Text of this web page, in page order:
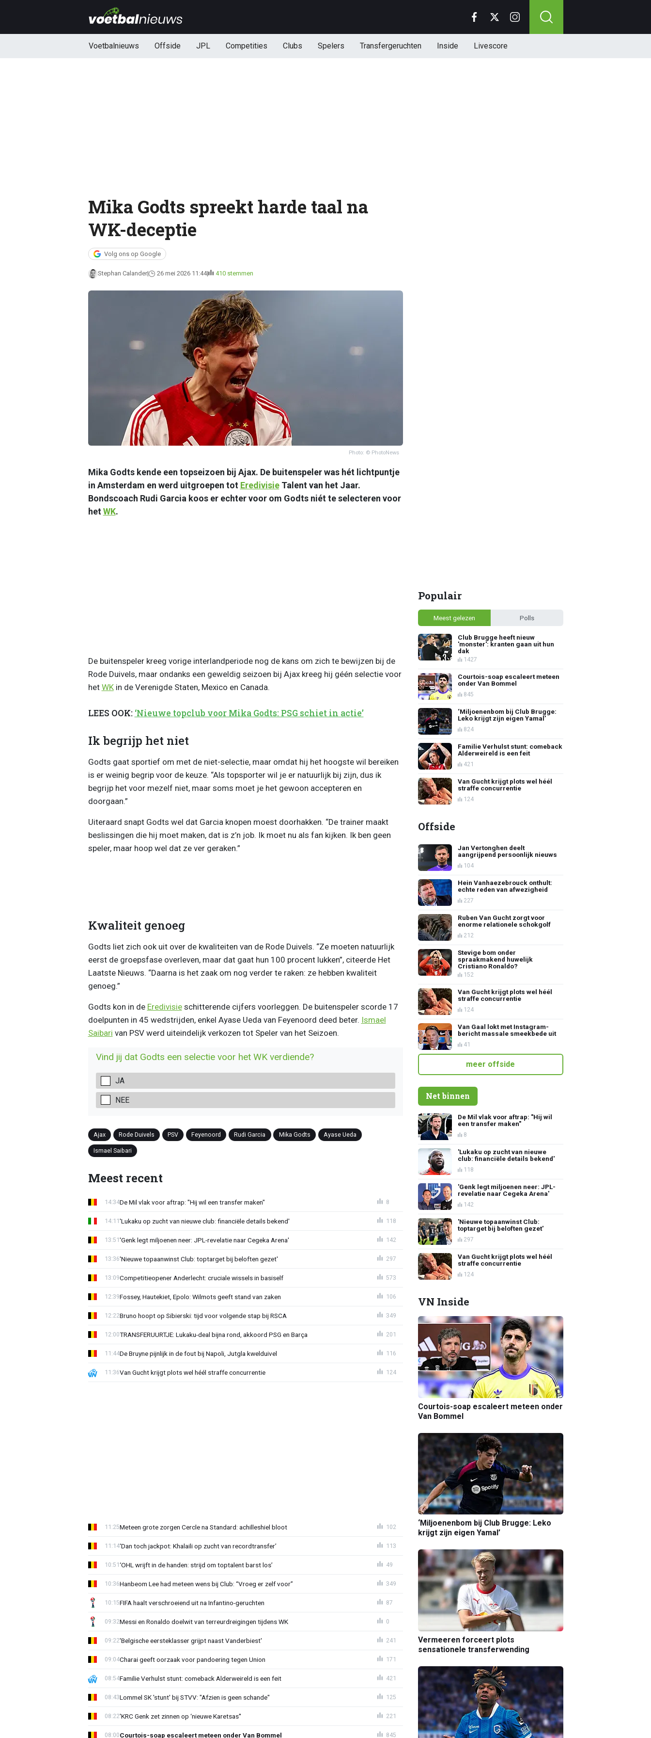
Voetbalnieuws Offside JPL Competities Clubs Spelers Transfergeruchten Inside Livescore
Mika Godts spreekt harde taal na
WK-deceptie
Volg ons op Google
Stephan Calander 26 mei 2026 11:44 410 stemmen
Photo: © PhotoNews
Mika Godts kende een topseizoen bij Ajax. De buitenspeler was hét lichtpuntje
in Amsterdam en werd uitgroepen tot EredivisieTalent van het Jaar.
Bondscoach Rudi Garcia koos er echter voor om Godts niét te selecteren voor
hetWK.
De buitenspeler kreeg vorige interlandperiode nog de kans om zich te bewijzen bij de
Rode Duivels, maar ondanks een geweldig seizoen bij Ajax kreeg hij géén selectie voor
het WKin de Verenigde Staten, Mexico en Canada.
LEES OOK: ‘Nieuwe topclub voor Mika Godts: PSG schiet in actie’
Ik begrijp het niet
Godts gaat sportief om met de niet-selectie, maar omdat hij het hoogste wil bereiken
is er weinig begrip voor de keuze. “Als topsporter wil je er natuurlijk bij zijn, dus ik
begrijp het voor mezelf niet, maar soms moet je het gewoon accepteren en
doorgaan.”
Uiteraard snapt Godts wel dat Garcia knopen moest doorhakken. “De trainer maakt
beslissingen die hij moet maken, dat is z’n job. Ik moet nu als fan kijken. Ik ben geen
speler, maar hoop wel dat ze ver geraken.”
Kwaliteit genoeg
Godts liet zich ook uit over de kwaliteiten van de Rode Duivels. “Ze moeten natuurlijk
eerst de groepsfase overleven, maar dat gaat hun 100 procent lukken”, citeerde Het
Laatste Nieuws. “Daarna is het zaak om nog verder te raken: ze hebben kwaliteit
genoeg.”
Godts kon in de Eredivisieschitterende cijfers voorleggen. De buitenspeler scorde 17
doelpunten in 45 wedstrijden, enkel Ayase Ueda van Feyenoord deed beter. Ismael
Saibari van PSV werd uiteindelijk verkozen tot Speler van het Seizoen.
Vind jij dat Godts een selectie voor het WK verdiende?
JA
NEE
Ajax Rode Duivels PSV Feyenoord Rudi Garcia Mika Godts Ayase Ueda
Ismael Saibari
Meest recent
De Mil vlak voor aftrap: "Hij wil een transfer maken"
14:34 8
'Lukaku op zucht van nieuwe club: financiële details bekend'
14:11 118
'Genk legt miljoenen neer: JPL-revelatie naar Cegeka Arena'
13:51 142
'Nieuwe topaanwinst Club: toptarget bij beloften gezet'
13:36 297
Competitieopener Anderlecht: cruciale wissels in basiself
13:09 573
Fossey, Hautekiet, Epolo: Wilmots geeft stand van zaken
12:39 106
Bruno hoopt op Sibierski: tijd voor volgende stap bij RSCA
12:22 349
TRANSFERUURTJE: Lukaku-deal bijna rond, akkoord PSG en Barça
12:00 201
De Bruyne pijnlijk in de fout bij Napoli, Jutgla kwelduivel
11:44 116
Van Gucht krijgt plots wel héél straffe concurrentie
11:36 124
Meteen grote zorgen Cercle na Standard: achilleshiel bloot
11:25 102
‘Dan toch jackpot: Khalaili op zucht van recordtransfer’
11:14 113
‘OHL wrijft in de handen: strijd om toptalent barst los’
10:51 49
Hanbeom Lee had meteen wens bij Club: “Vroeg er zelf voor”
10:36 349
FIFA haalt verschroeiend uit na Infantino-geruchten
10:15 87
Messi en Ronaldo doelwit van terreurdreigingen tijdens WK
09:32 0
'Belgische eersteklasser grijpt naast Vanderbiest'
09:22 241
Charai geeft oorzaak voor pandoering tegen Union
09:04 171
Familie Verhulst stunt: comeback Alderweireld is een feit
08:54 421
Lommel SK 'stunt' bij STVV: "Afzien is geen schande"
08:43 125
'KRC Genk zet zinnen op ‘nieuwe Karetsas''
08:22 221
Courtois-soap escaleert meteen onder Van Bommel
08:00 845
Populair
Meest gelezen Polls
Club Brugge heeft nieuw
'monster': kranten gaan uit hun
dak
1427
Courtois-soap escaleert meteen
onder Van Bommel
845
‘Miljoenenbom bij Club Brugge:
Leko krijgt zijn eigen Yamal’
824
Familie Verhulst stunt: comeback
Alderweireld is een feit
421
Van Gucht krijgt plots wel héél
straffe concurrentie
124
Offside
Jan Vertonghen deelt
aangrijpend persoonlijk nieuws
104
Hein Vanhaezebrouck onthult:
echte reden van afwezigheid
227
Ruben Van Gucht zorgt voor
enorme relationele schokgolf
212
Stevige bom onder
spraakmakend huwelijk
Cristiano Ronaldo?
152
Van Gucht krijgt plots wel héél
straffe concurrentie
124
Van Gaal lokt met Instagram-
bericht massale smeekbede uit
41
meer offside
Net binnen
De Mil vlak voor aftrap: "Hij wil
een transfer maken"
8
'Lukaku op zucht van nieuwe
club: financiële details bekend'
118
'Genk legt miljoenen neer: JPL-
revelatie naar Cegeka Arena'
142
'Nieuwe topaanwinst Club:
toptarget bij beloften gezet'
297
Van Gucht krijgt plots wel héél
straffe concurrentie
124
VN Inside
Courtois-soap escaleert meteen onder
Van Bommel
‘Miljoenenbom bij Club Brugge: Leko
krijgt zijn eigen Yamal’
Vermeeren forceert plots
sensationele transferwending